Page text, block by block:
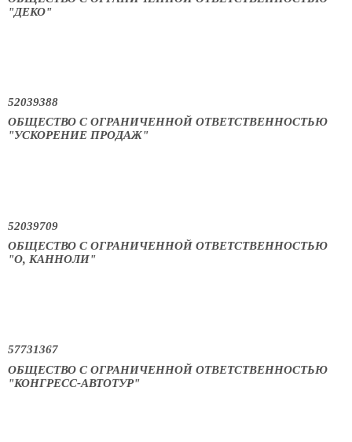
"ДЕКО"
52039388
ОБЩЕСТВО С ОГРАНИЧЕННОЙ ОТВЕТСТВЕННОСТЬЮ
"УСКОРЕНИЕ ПРОДАЖ"
52039709
ОБЩЕСТВО С ОГРАНИЧЕННОЙ ОТВЕТСТВЕННОСТЬЮ
"О, КАННОЛИ"
57731367
ОБЩЕСТВО С ОГРАНИЧЕННОЙ ОТВЕТСТВЕННОСТЬЮ
"КОНГРЕСС-АВТОТУР"